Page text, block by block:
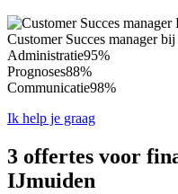
Customer Succes manager
Administratie95%
Prognoses88%
Communicatie98%
Ik help je graag
3 offertes voor
IJmuiden